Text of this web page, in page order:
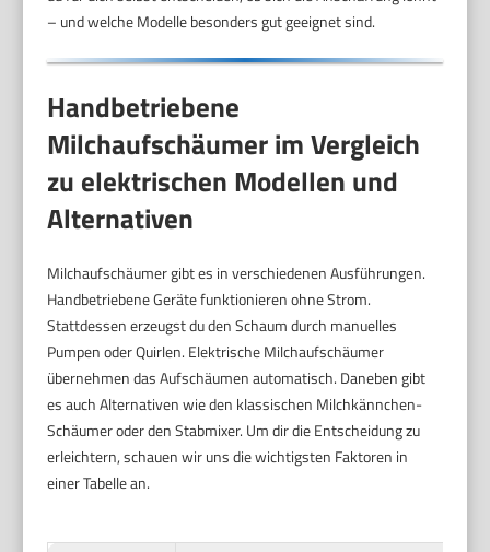
– und welche Modelle besonders gut geeignet sind.
Handbetriebene
Milchaufschäumer im Vergleich
zu elektrischen Modellen und
Alternativen
Milchaufschäumer gibt es in verschiedenen Ausführungen.
Handbetriebene Geräte funktionieren ohne Strom.
Stattdessen erzeugst du den Schaum durch manuelles
Pumpen oder Quirlen. Elektrische Milchaufschäumer
übernehmen das Aufschäumen automatisch. Daneben gibt
es auch Alternativen wie den klassischen Milchkännchen-
Schäumer oder den Stabmixer. Um dir die Entscheidung zu
erleichtern, schauen wir uns die wichtigsten Faktoren in
einer Tabelle an.